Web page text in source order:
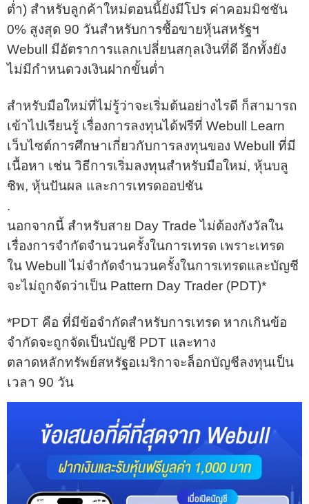
ต่ำ) สำหรับลูกค้าใหม่ตอนนี้ยังมีโปร ค่าคอมมิชชัน
0% สูงสุด 90 วันสำหรับการซื้อขายหุ้นสหรัฐฯ
Webull มีอัตราการแลกเปลี่ยนสกุลเงินที่ดี อีกทั้งยัง
ไม่มีกำหนดวงเงินฝากขั้นต่ำ
สำหรับมือใหม่ที่ไม่รู้ว่าจะเริ่มต้นอย่างไรดี ก็สามารถ
เข้าไปเรียนรู้ เรื่องการลงทุนได้ฟรีที่ Webull Learn
เว็บไซต์การศึกษาเกี่ยวกับการลงทุนของ Webull ที่มี
เนื้อหา เช่น วิธีการเริ่มลงทุนสำหรับมือใหม่, หุ้นบลู
ชิพ, หุ้นปันผล และการเทรดออปชัน
.
นอกจากนี้ สำหรับสาย Day Trade ไม่ต้องกังวัลใน
เรื่องการจำกัดจำนวนครั้งในการเทรด เพราะเทรด
ใน Webull ไม่จำกัดจำนวนครั้งในการเทรดและบัญชี
จะไม่ถูกจัดว่าเป็น Pattern Day Trader (PDT)*
*PDT คือ ที่มีข้อจำกัดสำหรับการเทรด หากเกินข้อ
จำกัดจะถูกจัดเป็นบัญชี PDT และทาง
ตลาดหลักทรัพย์สหรัฐอเมริกาจะล็อกบัญชีลงทุนเป็น
เวลา 90 วัน